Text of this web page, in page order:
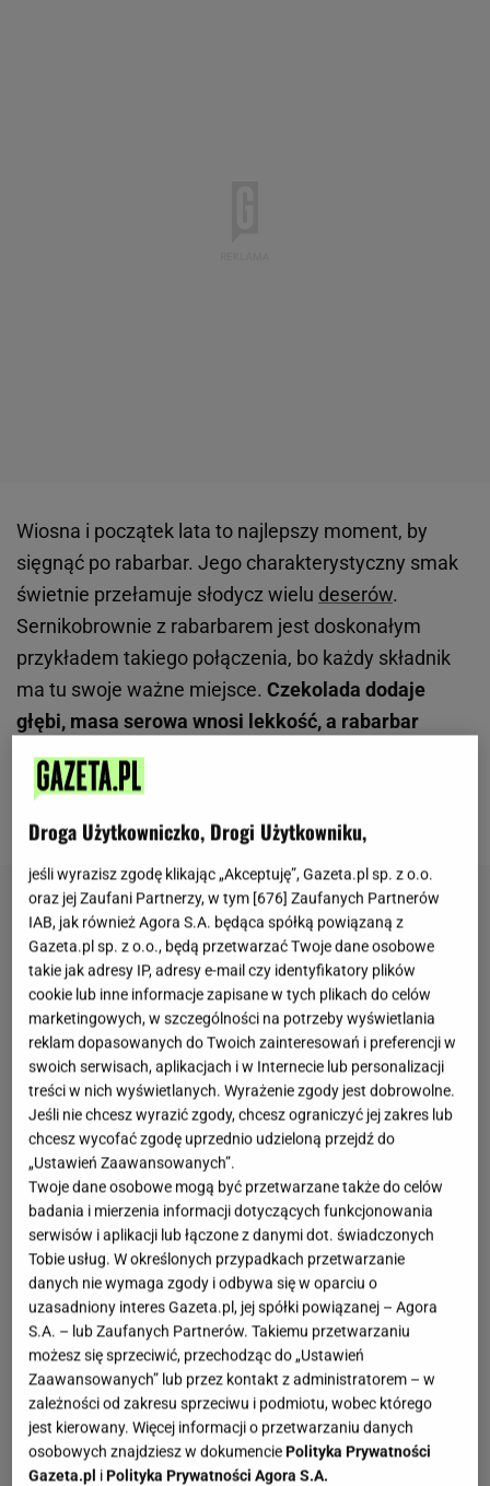
Wiosna i początek lata to najlepszy moment, by
sięgnąć po rabarbar. Jego charakterystyczny smak
świetnie przełamuje słodycz wielu deserów.
Sernikobrownie z rabarbarem jest doskonałym
przykładem takiego połączenia, bo każdy składnik
ma tu swoje ważne miejsce. Czekolada dodaje
głębi, masa serowa wnosi lekkość, a rabarbar
zapewnia przyjemną świeżość.
się zarówno do popołudniowej
Droga Użytkowniczko, Drogi Użytkowniku,
jeśli wyrazisz zgodę klikając „Akceptuję”, Gazeta.pl sp. z o.o.
oraz jej Zaufani Partnerzy, w tym [676] Zaufanych Partnerów
IAB, jak również Agora S.A. będąca spółką powiązaną z
Gazeta.pl sp. z o.o., będą przetwarzać Twoje dane osobowe
takie jak adresy IP, adresy e-mail czy identyfikatory plików
cookie lub inne informacje zapisane w tych plikach do celów
marketingowych, w szczególności na potrzeby wyświetlania
reklam dopasowanych do Twoich zainteresowań i preferencji w
swoich serwisach, aplikacjach i w Internecie lub personalizacji
treści w nich wyświetlanych. Wyrażenie zgody jest dobrowolne.
Jeśli nie chcesz wyrazić zgody, chcesz ograniczyć jej zakres lub
chcesz wycofać zgodę uprzednio udzieloną przejdź do
„Ustawień Zaawansowanych”.
Twoje dane osobowe mogą być przetwarzane także do celów
badania i mierzenia informacji dotyczących funkcjonowania
serwisów i aplikacji lub łączone z danymi dot. świadczonych
Tobie usług. W określonych przypadkach przetwarzanie
danych nie wymaga zgody i odbywa się w oparciu o
uzasadniony interes Gazeta.pl, jej spółki powiązanej – Agora
S.A. – lub Zaufanych Partnerów. Takiemu przetwarzaniu
możesz się sprzeciwić, przechodząc do „Ustawień
Zaawansowanych” lub przez kontakt z administratorem – w
zależności od zakresu sprzeciwu i podmiotu, wobec którego
jest kierowany. Więcej informacji o przetwarzaniu danych
osobowych znajdziesz w dokumenciePolityka Prywatności
Gazeta.pl iPolityka Prywatności Agora S.A.